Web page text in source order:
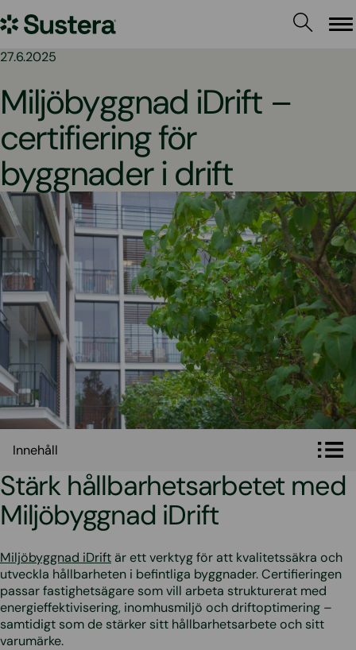
till
Sustera
Sweden
27.6.2025
Miljöbyggnad iDrift –
certifiering för
byggnader i drift
Innehåll
Stärk hållbarhetsarbetet med
Miljöbyggnad iDrift
Miljöbyggnad iDrift är ett verktyg för att kvalitetssäkra och
utveckla hållbarheten i befintliga byggnader. Certifieringen
passar fastighetsägare som vill arbeta strukturerat med
energieffektivisering, inomhusmiljö och driftoptimering –
samtidigt som de stärker sitt hållbarhetsarbete och sitt
varumärke.